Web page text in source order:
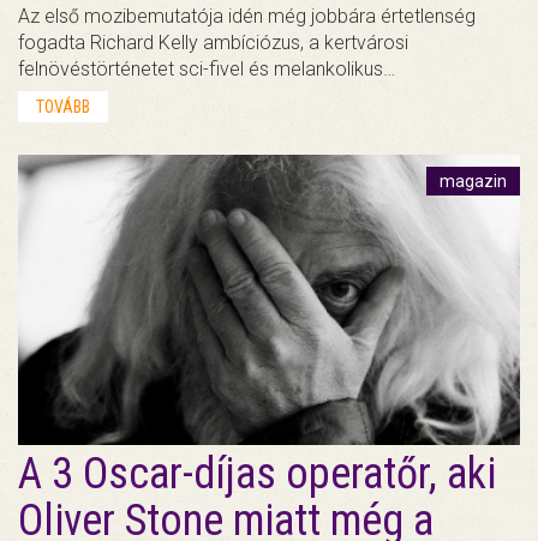
Az első mozibemutatója idén még jobbára értetlenség
fogadta Richard Kelly ambíciózus, a kertvárosi
felnövéstörténetet sci-fivel és melankolikus…
TOVÁBB
magazin
A 3 Oscar-díjas operatőr, aki
Oliver Stone miatt még a